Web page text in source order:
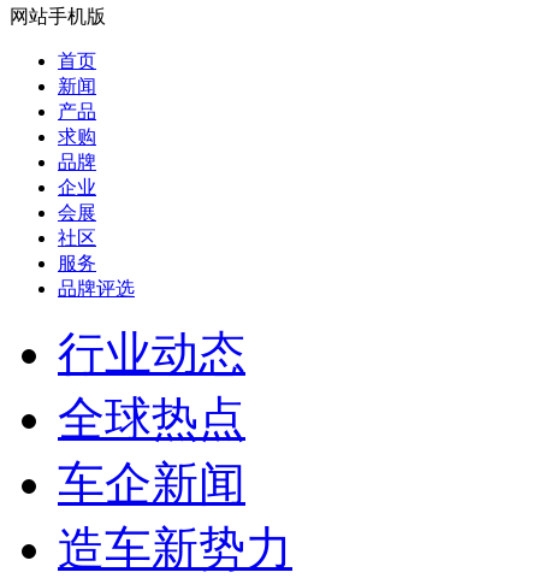
网站手机版
首页
新闻
产品
求购
品牌
企业
会展
社区
服务
品牌评选
行业动态
全球热点
车企新闻
造车新势力